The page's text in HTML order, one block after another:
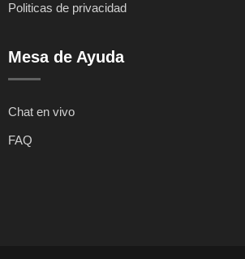
Politicas de privacidad
Mesa de Ayuda
Chat en vivo
FAQ